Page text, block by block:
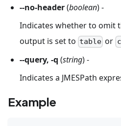
--no-header(boolean) -
Indicates whether to omit
output is set to table or
--query, -q (string) -
Indicates a JMESPath
Example